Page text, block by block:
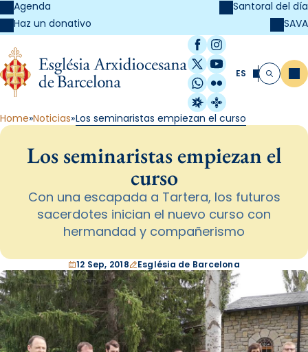
Agenda
Haz un donativo
Santoral del día
SAVA
Facebook
Instagram
X / Twitter
YouTube
WhatsApp
Flickr
Radio Estel
Catalunya
ES Buscar
Home Noticias Los seminaristas empiezan el curso
Los seminaristas empiezan el
curso
Con una escapada a Tartera, los futuros
sacerdotes inician el nuevo curso con
hermandad y compañerismo
12 Sep, 2018 Església de Barcelona